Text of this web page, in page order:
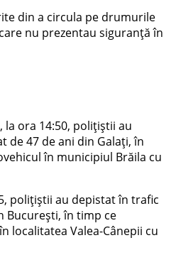
din a circula pe drumurile
nu prezentau siguranță în
ora 14:50, polițiștii au
de 47 de ani din Galați, în
în municipiul Brăila cu
polițiștii au depistat în trafic
București, în timp ce
localitatea Valea-Cânepii cu